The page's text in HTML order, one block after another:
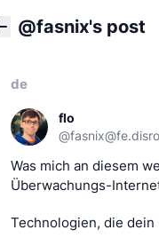
@fasnix's post
de
flo
@
Was mich an diesem
Überwachungs-
Technologien, die dein